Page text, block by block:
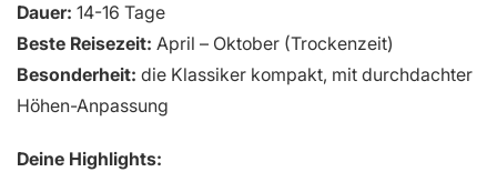
Dauer: 14-16 Tage
Beste Reisezeit: April – Oktober (Trockenzeit)
Besonderheit: die Klassiker kompakt, mit durchdachter
Höhen-Anpassung
Deine Highlights: